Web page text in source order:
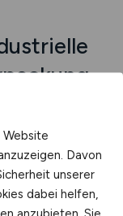
unterliegen
und
Ihr
Website
Davon
unserer
dabei helfen,